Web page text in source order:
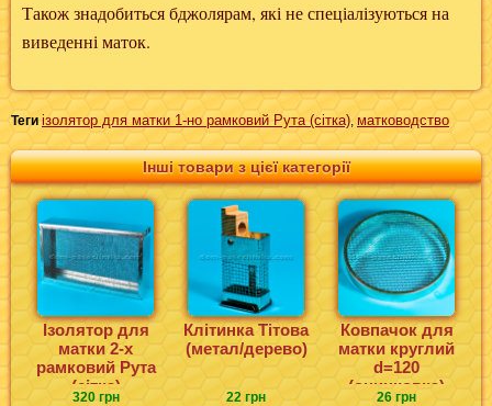
Також знадобиться бджолярам, ​​які не спеціалізуються на
виведенні маток.
Теги ізолятор для матки 1-но рамковий Рута (сітка), матководство
Інші товари з цієї категорії
Ізолятор для
матки 2-х
рамковий Рута
(сітка)
320 грн
Клітинка Тітова
(метал/дерево)
22 грн
Ковпачок для
матки круглий
d=120
(оцинковка)
26 грн